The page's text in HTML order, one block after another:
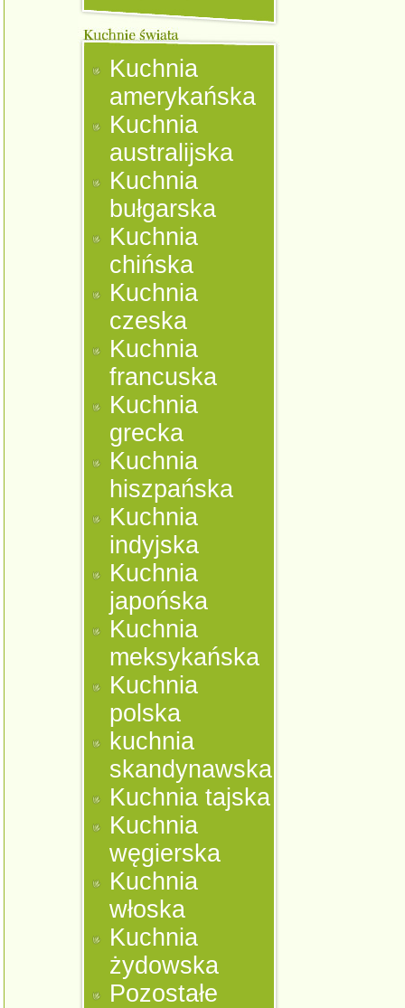
Kuchnia
amerykańska
Kuchnia
australijska
Kuchnia
bułgarska
Kuchnia
chińska
Kuchnia
czeska
Kuchnia
francuska
Kuchnia
grecka
Kuchnia
hiszpańska
Kuchnia
indyjska
Kuchnia
japońska
Kuchnia
meksykańska
Kuchnia
polska
kuchnia
skandynawska
Kuchnia tajska
Kuchnia
węgierska
Kuchnia
włoska
Kuchnia
żydowska
Pozostałe